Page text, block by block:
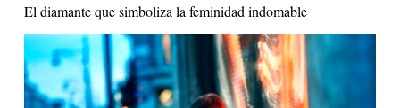
El diamante que simboliza la feminidad indomable